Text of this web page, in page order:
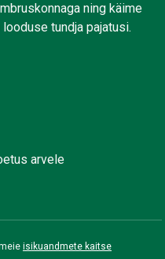
ning käime
tundja pajatusi.
arvele
isikuandmete kaitse